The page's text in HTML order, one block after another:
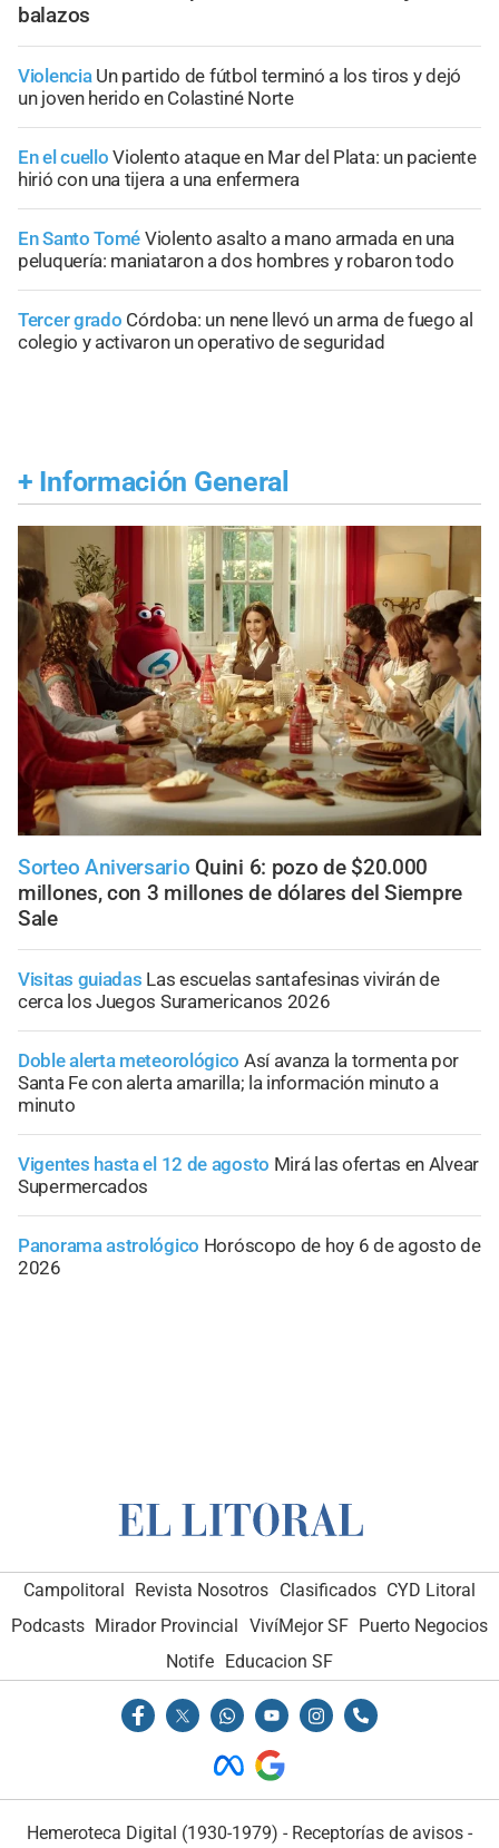
balazos
Violencia Un partido de fútbol terminó a los tiros y dejó
un joven herido en Colastiné Norte
En el cuello Violento ataque en Mar del Plata: un paciente
hirió con una tijera a una enfermera
En Santo Tomé Violento asalto a mano armada en una
peluquería: maniataron a dos hombres y robaron todo
Tercer grado Córdoba: un nene llevó un arma de fuego al
colegio y activaron un operativo de seguridad
+ Información General
Sorteo Aniversario Quini 6: pozo de $20.000
millones, con 3 millones de dólares del Siempre
Sale
Visitas guiadas Las escuelas santafesinas vivirán de
cerca los Juegos Suramericanos 2026
Doble alerta meteorológico Así avanza la tormenta por
Santa Fe con alerta amarilla; la información minuto a
minuto
Vigentes hasta el 12 de agosto Mirá las ofertas en Alvear
Supermercados
Panorama astrológico Horóscopo de hoy 6 de agosto de
2026
Campolitoral Revista Nosotros Clasificados CYD Litoral
Podcasts Mirador Provincial VivíMejor SF Puerto Negocios
Notife Educacion SF
Hemeroteca Digital (1930-1979) - Receptorías de avisos -